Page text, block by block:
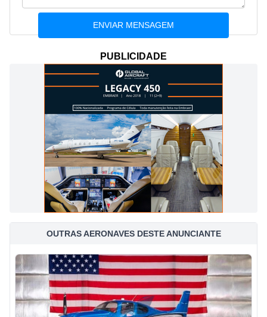
PUBLICIDADE
OUTRAS AERONAVES DESTE ANUNCIANTE